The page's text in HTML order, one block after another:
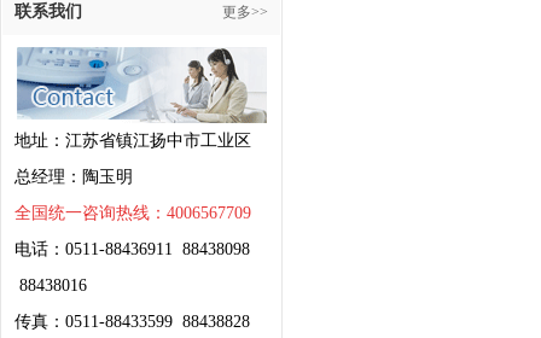
联系我们 更多>>
地址：江苏省镇江扬中市工业区
总经理：陶玉明
全国统一咨询热线：4006567709
电话：0511-88436911 88438098
88438016
传真：0511-88433599 88438828